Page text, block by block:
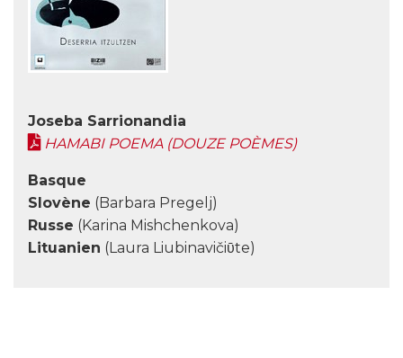
Joseba Sarrionandia
HAMABI POEMA (DOUZE POÈMES)
Basque
Slovène (Barbara Pregelj)
Russe (Karina Mishchenkova)
Lituanien (Laura Liubinavičiῡte)